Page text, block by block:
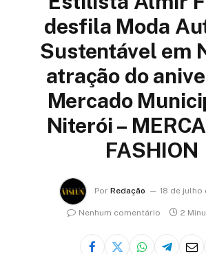
desfila Moda
Sustentável em
atração do
Mercado
Niterói –
FASHION
Por Redação 18 de julho
Nenhum comentário 2